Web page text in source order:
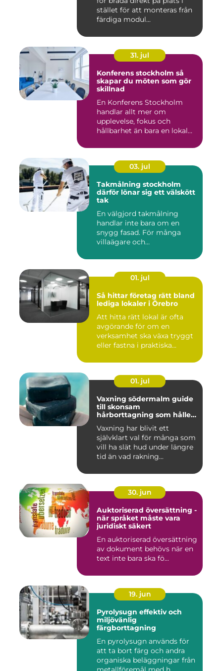
stället för att monteras från
färdiga modul...
31. jul
Konferens stockholm så
skapar du möten som gör
skillnad
En Konferens Stockholm
handlar allt mer om
upplevelse, fokus och
hållbarhet än bara en lokal
03. jul
Takmålning stockholm
därför lönar sig ett välskött
tak
En välgjord takmålning
handlar inte bara om en
snygg fasad. För många
villaägare och
01. jul
Så hittar företag rätt bland
lediga lokaler i Örebro
Att hitta rätt lokal är ofta
avgörande för om en
verksamhet ska växa tryggt
eller fastna i praktiska...
01. jul
Vaxning södermalm guide
till skonsam
hårborttagning som håller
Vaxning har blivit ett
självklart val för många som
vill ha slät hud under längre
tid än vad rakning...
30. jun
Auktoriserad översättning -
när språket måste vara
juridiskt säkert
En auktoriserad översättning
av dokument behövs när en
text inte bara ska fö...
19. jun
Pyrolysugn effektiv och
miljövänlig
färgborttagning
En pyrolysugn används för
att ta bort färg och andra
organiska beläggningar från